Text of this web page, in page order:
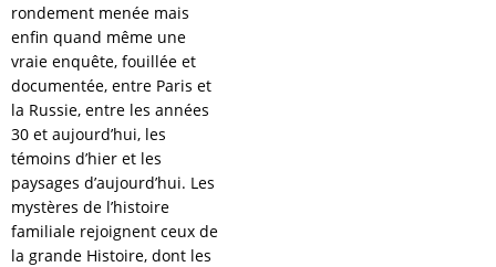
rondement menée mais
enfin quand même une
vraie enquête, fouillée et
documentée, entre Paris et
la Russie, entre les années
30 et aujourd’hui, les
témoins d’hier et les
paysages d’aujourd’hui. Les
mystères de l’histoire
familiale rejoignent ceux de
la grande Histoire, dont les